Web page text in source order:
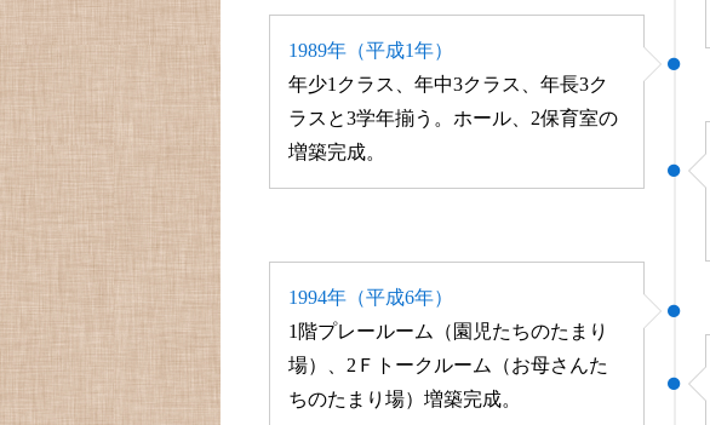
1989年（平成1年）
年少1クラス、年中3クラス、年長3ク
ラスと3学年揃う。ホール、2保育室の
増築完成。
1994年（平成6年）
1階プレールーム（園児たちのたまり
場）、2Ｆトークルーム（お母さんた
ちのたまり場）増築完成。